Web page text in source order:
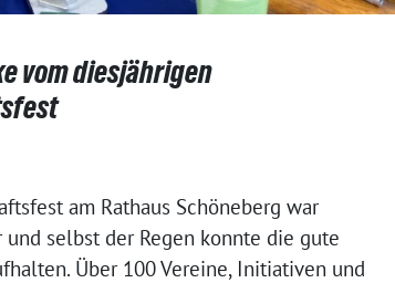
vom diesjährigen
am Rathaus Schöneberg war
selbst der Regen konnte die gute
Über 100 Vereine, Initiativen und